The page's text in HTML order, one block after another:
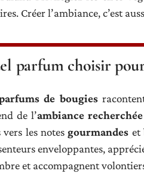
Créer l’ambiance, c’est
parfum choisir
de bougies
de l’ambiance recherchée
vers les notesgourmandes et
enveloppantes,
et accompagnent